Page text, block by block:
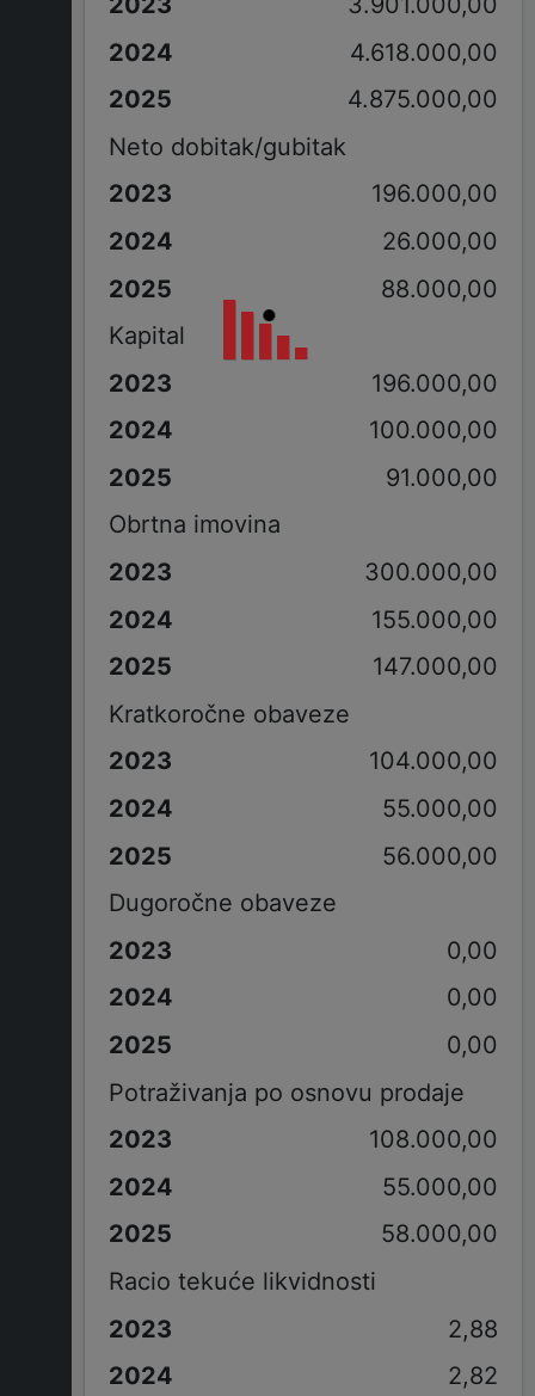
4.618.000,00
4.875.000,00
Neto dobitak/gubitak
196.000,00
26.000,00
88.000,00
Kapital
196.000,00
100.000,00
91.000,00
Obrtna imovina
300.000,00
155.000,00
147.000,00
Kratkoročne obaveze
104.000,00
55.000,00
56.000,00
Dugoročne obaveze
0,00
0,00
0,00
Potraživanja po osnovu prodaje
108.000,00
55.000,00
58.000,00
Racio tekuće likvidnosti
2,88
2,82